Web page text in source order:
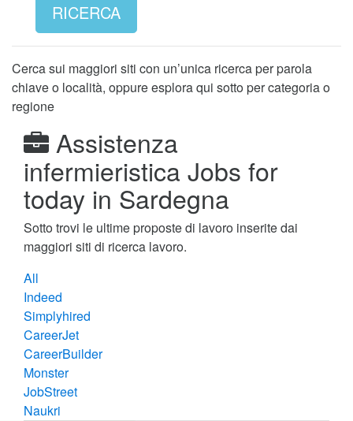
RICERCA
Cerca sui maggiori siti con un’unica ricerca per parola
chiave o località, oppure esplora qui sotto per categoria o
regione
Assistenza
infermieristica Jobs for
today in Sardegna
Sotto trovi le ultime proposte di lavoro inserite dai
maggiori siti di ricerca lavoro.
All
Indeed
Simplyhired
CareerJet
CareerBuilder
Monster
JobStreet
Naukri